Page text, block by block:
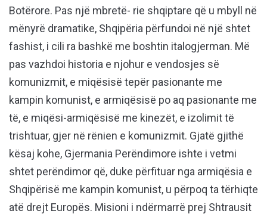
Botërore. Pas një mbretë- rie shqiptare që u mbyll në
mënyrë dramatike, Shqipëria përfundoi në një shtet
fashist, i cili ra bashkë me boshtin italogjerman. Më
pas vazhdoi historia e njohur e vendosjes së
komunizmit, e miqësisë tepër pasionante me
kampin komunist, e armiqësisë po aq pasionante me
të, e miqësi-armiqësisë me kinezët, e izolimit të
trishtuar, gjer në rënien e komunizmit. Gjatë gjithë
kësaj kohe, Gjermania Perëndimore ishte i vetmi
shtet perëndimor që, duke përfituar nga armiqësia e
Shqipërisë me kampin komunist, u përpoq ta tërhiqte
atë drejt Europës. Misioni i ndërmarrë prej Shtrausit